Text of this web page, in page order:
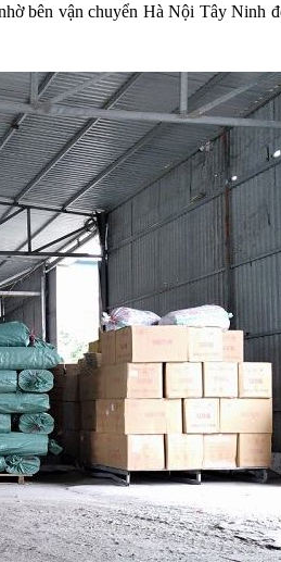
bên vận chuyển Hà Nội Tây Ninh